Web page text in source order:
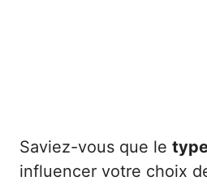
Saviez-vous que le
influencer votre choix